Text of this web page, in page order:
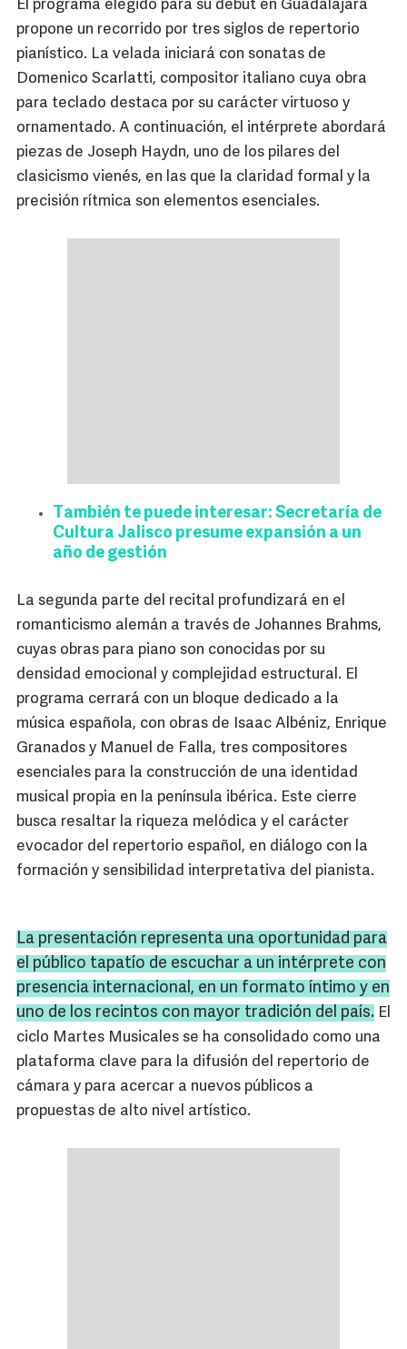
El programa elegido para su debut en Guadalajara
propone un recorrido por tres siglos de repertorio
pianístico. La velada iniciará con sonatas de
Domenico Scarlatti, compositor italiano cuya obra
para teclado destaca por su carácter virtuoso y
ornamentado. A continuación, el intérprete abordará
piezas de Joseph Haydn, uno de los pilares del
clasicismo vienés, en las que la claridad formal y la
precisión rítmica son elementos esenciales.
También te puede interesar: Secretaría de
Cultura Jalisco presume expansión a un
año de gestión
La segunda parte del recital profundizará en el
romanticismo alemán a través de Johannes Brahms,
cuyas obras para piano son conocidas por su
densidad emocional y complejidad estructural. El
programa cerrará con un bloque dedicado a la
música española, con obras de Isaac Albéniz, Enrique
Granados y Manuel de Falla, tres compositores
esenciales para la construcción de una identidad
musical propia en la península ibérica. Este cierre
busca resaltar la riqueza melódica y el carácter
evocador del repertorio español, en diálogo con la
formación y sensibilidad interpretativa del pianista.
La presentación representa una oportunidad para
el público tapatío de escuchar a un intérprete con
presencia internacional, en un formato íntimo y en
uno de los recintos con mayor tradición del país. El
ciclo Martes Musicales se ha consolidado como una
plataforma clave para la difusión del repertorio de
cámara y para acercar a nuevos públicos a
propuestas de alto nivel artístico.